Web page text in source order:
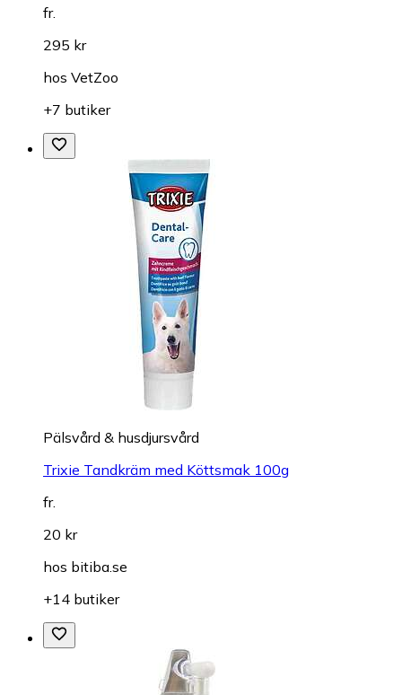
fr.
295 kr
hos VetZoo
+7 butiker
Pälsvård & husdjursvård
Trixie Tandkräm med Köttsmak 100g
fr.
20 kr
hos bitiba.se
+14 butiker